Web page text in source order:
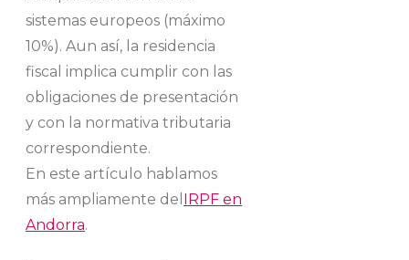
sistemas europeos (máximo
10%). Aun así, la residencia
fiscal implica cumplir con las
obligaciones de presentación
y con la normativa tributaria
correspondiente.
En este artículo hablamos
más ampliamente del IRPF en
Andorra.